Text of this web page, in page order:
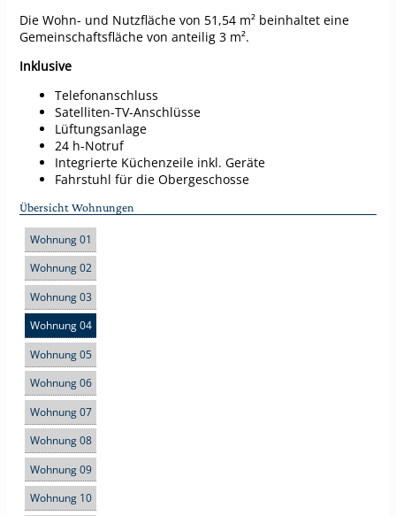
Die Wohn- und Nutzfläche von 51,54 m² beinhaltet eine
Gemeinschaftsfläche von anteilig 3 m².
Inklusive
Telefonanschluss
Satelliten-TV-Anschlüsse
Lüftungsanlage
24 h-Notruf
Integrierte Küchenzeile inkl. Geräte
Fahrstuhl für die Obergeschosse
Übersicht Wohnungen
Wohnung 01
Wohnung 02
Wohnung 03
Wohnung 04
Wohnung 05
Wohnung 06
Wohnung 07
Wohnung 08
Wohnung 09
Wohnung 10